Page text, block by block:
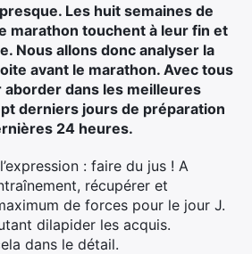
Les huit semaines de
marathon touchent à leur fin et
Nous allons donc analyser la
avant le marathon. Avec tous
aborder dans les meilleures
derniers jours de préparation
24 heures.
: faire du jus ! A
récupérer et
de forces pour le jour J.
dilapider les acquis.
dans le détail.